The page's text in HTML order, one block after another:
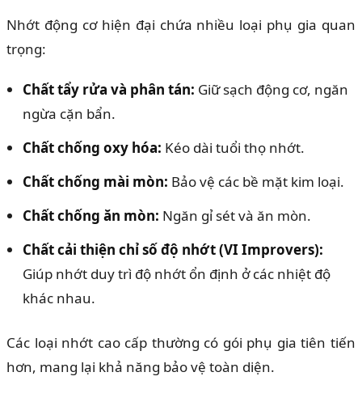
Nhớt động cơ hiện đại chứa nhiều loại phụ gia quan
trọng:
Chất tẩy rửa và phân tán: Giữ sạch động cơ, ngăn
ngừa cặn bẩn.
Chất chống oxy hóa: Kéo dài tuổi thọ nhớt.
Chất chống mài mòn: Bảo vệ các bề mặt kim loại.
Chất chống ăn mòn: Ngăn gỉ sét và ăn mòn.
Chất cải thiện chỉ số độ nhớt (VI Improvers):
Giúp nhớt duy trì độ nhớt ổn định ở các nhiệt độ
khác nhau.
Các loại nhớt cao cấp thường có gói phụ gia tiên tiến
hơn, mang lại khả năng bảo vệ toàn diện.